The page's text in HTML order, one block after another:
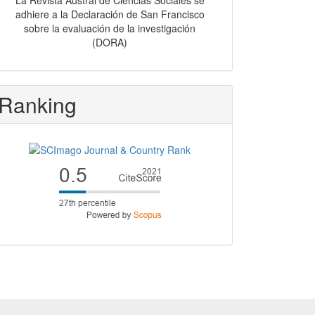
adhiere a la Declaración de San Francisco
sobre la evaluación de la investigación
(DORA)